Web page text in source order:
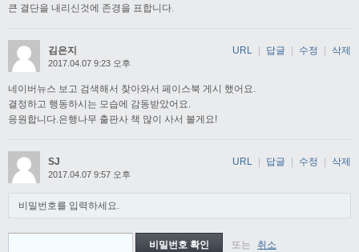
큰 결단을 내리신것에 존경을 표합니다.
김은지
2017.04.07 9:23 오후
네이버뉴스 보고 검색해서 찾아와서 페이스북 게시 했어요.
결정하고 행동하시는 모습에 감동받았어요.
응원합니다.은행나무 출판사 책 많이 사서 볼게요!
URL 답글 수정 삭제
SJ
2017.04.07 9:57 오후
비밀번호를 입력하세요.
또는 취소
URL 답글 수정 삭제